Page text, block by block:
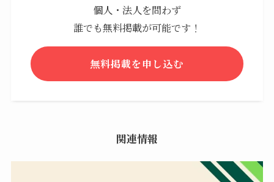
個人・法人を問わず
誰でも無料掲載が可能です！
無料掲載を申し込む
関連情報